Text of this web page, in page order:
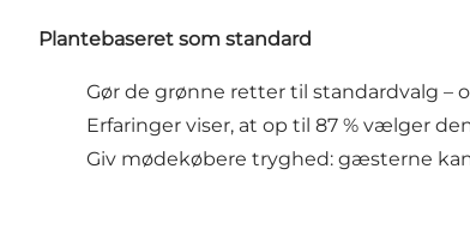
Plantebaseret som standard
Gør de grønne retter til standardvalg –
Erfaringer viser, at op til 87 % vælger
Giv mødekøbere tryghed: gæsterne